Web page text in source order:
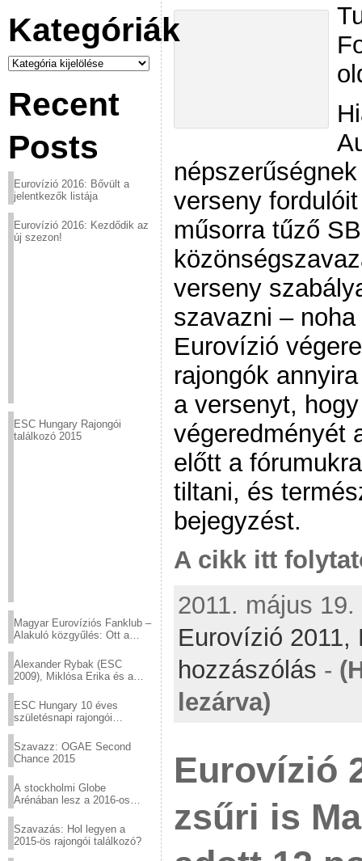
Kategóriák
Kategóriák
Recent
Posts
Eurovízió 2016: Bővült a
jelentkezők listája
Eurovízió 2016: Kezdődik az
új szezon!
ESC Hungary Rajongói
találkozó 2015
Magyar Eurovíziós Fanklub –
Alakuló közgyűlés: Ott a
Alexander Rybak (ESC
2009), Miklósa Erika és a
sztárjai a Margitszigeten
ESC Hungary 10 éves
születésnapi rajongói
Szavazz: OGAE Second
Chance 2015
A stockholmi Globe
Arénában lesz a 2016-os
Szavazás: Hol legyen a
2015-ös rajongói találkozó?
verseny
műsorra tűző
verseny
szavazni –
Eurovízió
rajongók
a versenyt,
végeredményét
előtt a
tiltani, és
bejegyzést.
A cikk itt
2011. május
Eurovízió 2011,
hozzászólás -
lezárva)
Eurovízió
zsűri is